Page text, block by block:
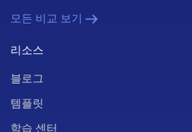
모든 비교 보기
리소스
블로그
템플릿
학습 센터